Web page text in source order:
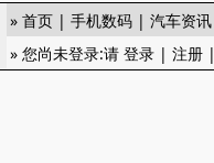
» 首页 | 手机数码 | 汽车资讯
» 您尚未登录:请 登录 | 注册 |